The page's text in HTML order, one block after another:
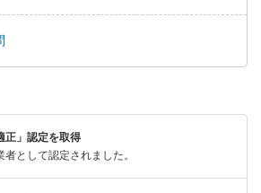
正」認定を取得
者として認定されました。